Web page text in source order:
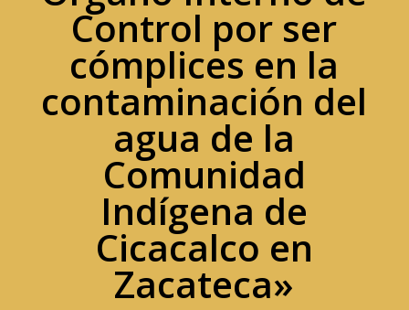
Control por ser
cómplices en la
contaminación del
agua de la
Comunidad
Indígena de
Cicacalco en
Zacateca»